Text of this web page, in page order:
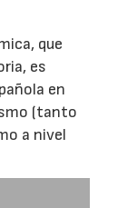
que
es
en
(tanto
a nivel